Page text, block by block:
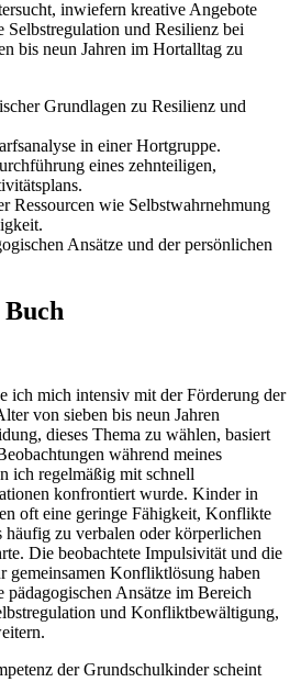
inwiefern kreative Angebote
Selbstregulation und Resilienz bei
bis neun Jahren im Hortalltag zu
Grundlagen zu Resilienz und
in einer Hortgruppe.
eines zehnteiligen,
Ressourcen wie Selbstwahrnehmung
Ansätze und der persönlichen
Buch
ich mich intensiv mit der Förderung der
von sieben bis neun Jahren
dieses Thema zu wählen, basiert
während meines
ich regelmäßig mit schnell
konfrontiert wurde. Kinder in
oft eine geringe Fähigkeit, Konflikte
häufig zu verbalen oder körperlichen
Die beobachtete Impulsivität und die
gemeinsamen Konfliktlösung haben
Ansätze im Bereich
und Konfliktbewältigung,
der Grundschulkinder scheint